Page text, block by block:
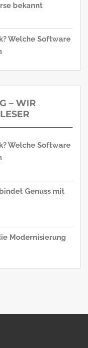
bekannt
Welche Software
– WIR
Welche Software
Genuss mit
Modernisierung